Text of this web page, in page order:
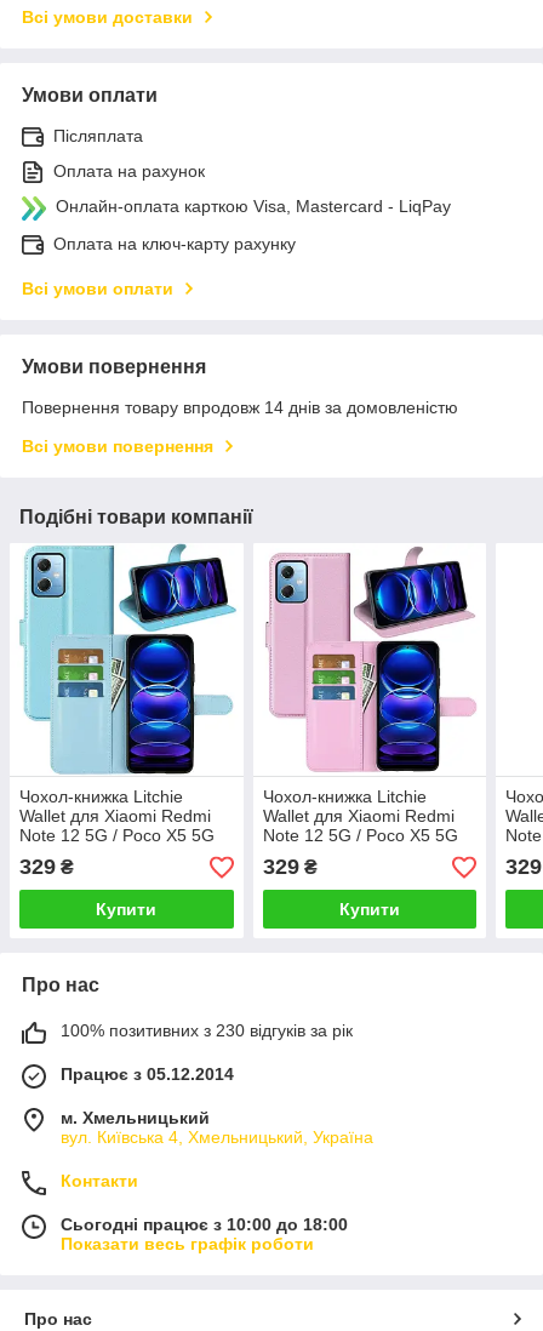
Всі умови доставки
Умови оплати
Післяплата
Оплата на рахунок
Онлайн-оплата карткою Visa, Mastercard - LiqPay
Оплата на ключ-карту рахунку
Всі умови оплати
Умови повернення
Повернення товару впродовж 14 днів за домовленістю
Всі умови повернення
Подібні товари компанії
Чохол-книжка Litchie
Wallet для Xiaomi Redmi
Note 12 5G / Poco X5 5G
Light Blue
329 ₴
Купити
Чохол-книжка Litchie
Wallet для Xiaomi Redmi
Note 12 5G / Poco X5 5G
Light Pink
329₴
Купити
329
Про нас
100% позитивних з 230 відгуків за рік
Працює з 05.12.2014
м. Хмельницький
вул. Київська 4, Хмельницький, Україна
Контакти
Сьогодні працює з 10:00 до 18:00
Показати весь графік роботи
Про нас